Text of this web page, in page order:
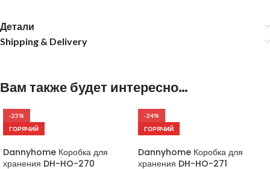
Детали
Shipping & Delivery
Вам также будет интересно…
-23%
ГОРЯЧИЙ
Dannyhome Коробка для
хранения DH-HO-270
-24%
ГОРЯЧИЙ
Dannyhome Коробка для
хранения DH-HO-271